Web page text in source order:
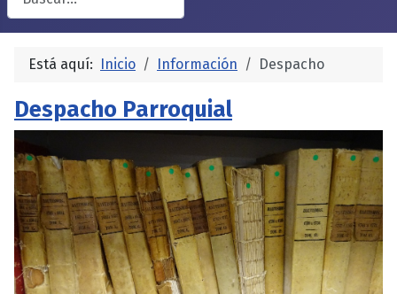
Está aquí: Inicio Información Despacho
Despacho Parroquial